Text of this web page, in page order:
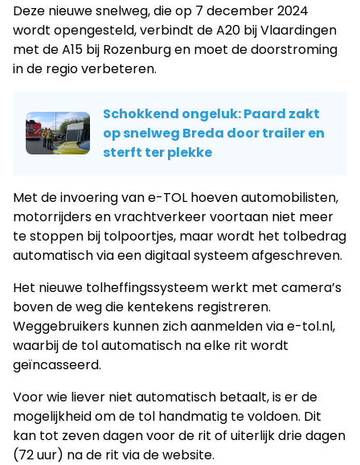
Deze nieuwe snelweg, die op 7 december 2024
wordt opengesteld, verbindt de A20 bij Vlaardingen
met de A15 bij Rozenburg en moet de doorstroming
in de regio verbeteren.
Schokkend ongeluk: Paard zakt
op snelweg Breda door trailer en
sterft ter plekke
Met de invoering van e-TOL hoeven automobilisten,
motorrijders en vrachtverkeer voortaan niet meer
te stoppen bij tolpoortjes, maar wordt het tolbedrag
automatisch via een digitaal systeem afgeschreven.
Het nieuwe tolheffingssysteem werkt met camera’s
boven de weg die kentekens registreren.
Weggebruikers kunnen zich aanmelden via e-tol.nl,
waarbij de tol automatisch na elke rit wordt
geïncasseerd.
Voor wie liever niet automatisch betaalt, is er de
mogelijkheid om de tol handmatig te voldoen. Dit
kan tot zeven dagen voor de rit of uiterlijk drie dagen
(72 uur) na de rit via de website.